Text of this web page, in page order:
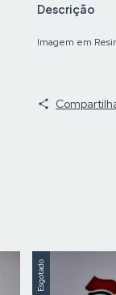
Descrição
Imagem em
Esgotado